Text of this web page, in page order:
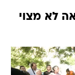
לא מצוי